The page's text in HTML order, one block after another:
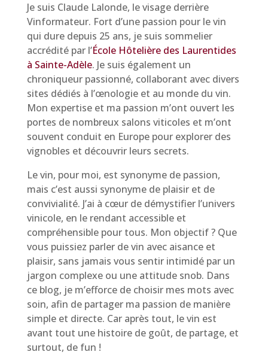
Je suis Claude Lalonde, le visage derrière
Vinformateur. Fort d’une passion pour le vin
qui dure depuis 25 ans, je suis sommelier
accrédité par l’École Hôtelière des Laurentides
à Sainte-Adèle. Je suis également un
chroniqueur passionné, collaborant avec divers
sites dédiés à l’œnologie et au monde du vin.
Mon expertise et ma passion m’ont ouvert les
portes de nombreux salons viticoles et m’ont
souvent conduit en Europe pour explorer des
vignobles et découvrir leurs secrets.
Le vin, pour moi, est synonyme de passion,
mais c’est aussi synonyme de plaisir et de
convivialité. J’ai à cœur de démystifier l’univers
vinicole, en le rendant accessible et
compréhensible pour tous. Mon objectif ? Que
vous puissiez parler de vin avec aisance et
plaisir, sans jamais vous sentir intimidé par un
jargon complexe ou une attitude snob. Dans
ce blog, je m’efforce de choisir mes mots avec
soin, afin de partager ma passion de manière
simple et directe. Car après tout, le vin est
avant tout une histoire de goût, de partage, et
surtout, de fun !